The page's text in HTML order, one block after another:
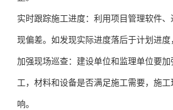
实时跟踪施工进度：利用项目管理软件
现偏差。如发现实际进度落后于计划进
加强现场巡查：建设单位和监理单位要
工，材料和设备是否满足施工需要，施
响。